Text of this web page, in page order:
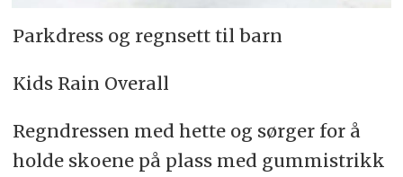
Parkdress og regnsett til barn
Kids Rain Overall
Regndressen med hette og sørger for å
holde skoene på plass med gummistrikk